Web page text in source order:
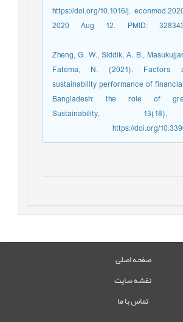
https://doi.org/10.1016/j.
2020 Aug 12. PMID:
45) Zheng, G. W., Siddik, A. B.,
Fatema, N. (2021). Factors
sustainability performance of
Bangladesh: the role of
Sustainability,
https://doi.org/
صفحه اصلی
نقشه سایت
تماس با ما